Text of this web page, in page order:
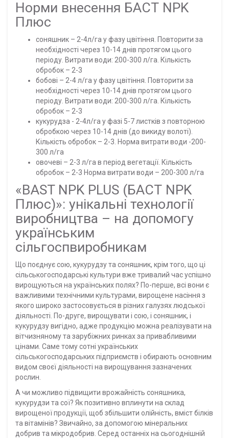
Норми внесення БАСТ NPK
Плюс
соняшник – 2-4л/га у фазу цвітіння. Повторити за
необхідності через 10-14 днів протягом цього
періоду. Витрати води: 200-300 л/га. Кількість
обробок – 2-3
бобові – 2-4 л/га у фазу цвітіння. Повторити за
необхідності через 10-14 днів протягом цього
періоду. Витрати води: 200-300 л/га. Кількість
обробок – 2-3
кукурудза - 2-4л/га у фазі 5-7 листків з повторною
обробкою через 10-14 днів (до викиду волоті).
Кількість обробок – 2-3. Норма витрати води -200-
300 л/га
овочеві – 2-3 л/га в період вегетації. Кількість
обробок – 2-3 Норма витрати води – 200-300 л/га
«BAST NPK PLUS (БАСТ NPK
Плюс)»: унікальні технології
виробництва – на допомогу
українським
сільгоспвиробникам
Що поєднує сою, кукурудзу та соняшник, крім того, що ці
сільськогосподарські культури вже тривалий час успішно
вирощуються на українських полях? По-перше, всі вони є
важливими технічними культурами, вирощене насіння з
якого широко застосовується в різних галузях людської
діяльності. По-друге, вирощувати і сою, і соняшник, і
кукурудзу вигідно, адже продукцію можна реалізувати на
вітчизняному та зарубіжних ринках за привабливими
цінами. Саме тому сотні українських
сільськогосподарських підприємств і обирають основним
видом своєї діяльності на вирощування зазначених
рослин.
А чи можливо підвищити врожайність соняшника,
кукурудзи та сої? Як позитивно вплинути на склад
вирощеної продукції, щоб збільшити олійність, вміст білків
та вітамінів? Звичайно, за допомогою мінеральних
добрив та мікродобрив. Серед останніх на сьогоднішній